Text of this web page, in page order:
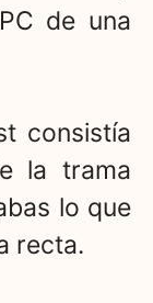
de una
consistía
la trama
lo que
recta.